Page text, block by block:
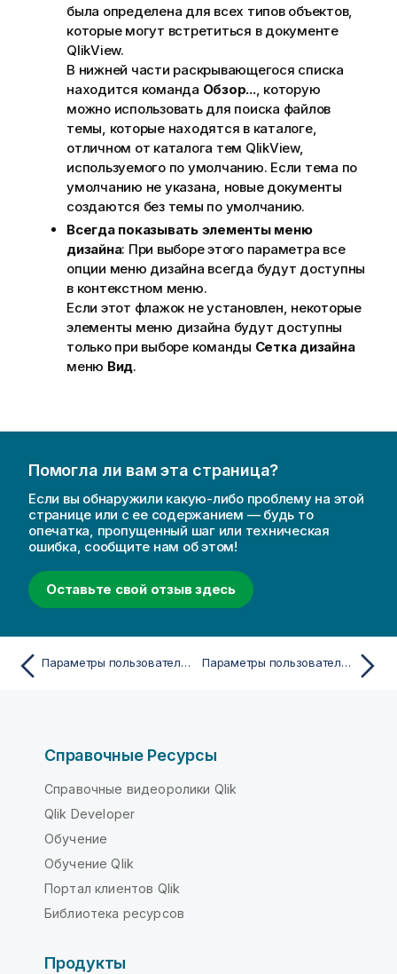
была определена для всех типов объектов,
которые могут встретиться в документе
QlikView.
В нижней части раскрывающегося списка
находится команда Обзор..., которую
можно использовать для поиска файлов
темы, которые находятся в каталоге,
отличном от каталога тем QlikView,
используемого по умолчанию. Если тема по
умолчанию не указана, новые документы
создаются без темы по умолчанию.
Всегда показывать элементы меню
дизайна: При выборе этого параметра все
опции меню дизайна всегда будут доступны
в контекстном меню.
Если этот флажок не установлен, некоторые
элементы меню дизайна будут доступны
только при выборе команды Сетка дизайна
меню Вид.
Помогла ли вам эта страница?
Если вы обнаружили какую-либо проблему на этой
странице или с ее содержанием — будь то
опечатка, пропущенный шаг или техническая
ошибка, сообщите нам об этом!
Оставьте свой отзыв здесь
Параметры пользователя: Редактор Параметры пользователя: Объекты
Справочные Ресурсы
Справочные видеоролики Qlik
Qlik Developer
Обучение
Обучение Qlik
Портал клиентов Qlik
Библиотека ресурсов
Продукты